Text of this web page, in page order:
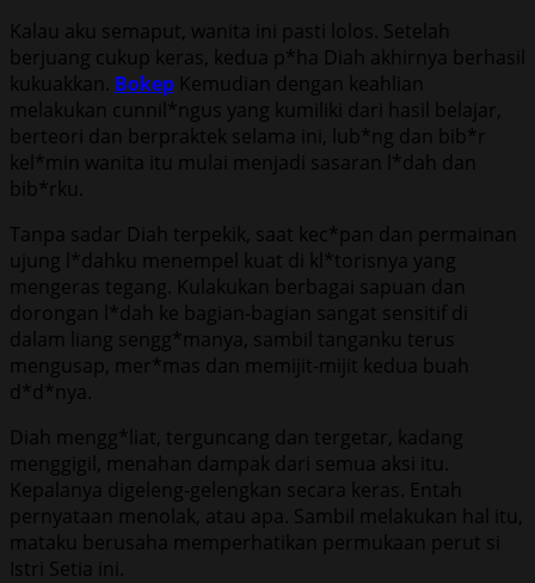
Kalau aku semaput, wanita ini pasti lolos. Setelah
berjuang cukup keras, kedua p*ha Diah akhirnya berhasil
kukuakkan. Bokep Kemudian dengan keahlian
melakukan cunnil*ngus yang kumiliki dari hasil belajar,
berteori dan berpraktek selama ini, lub*ng dan bib*r
kel*min wanita itu mulai menjadi sasaran l*dah dan
bib*rku.
Tanpa sadar Diah terpekik, saat kec*pan dan permainan
ujung l*dahku menempel kuat di kl*torisnya yang
mengeras tegang. Kulakukan berbagai sapuan dan
dorongan l*dah ke bagian-bagian sangat sensitif di
dalam liang sengg*manya, sambil tanganku terus
mengusap, mer*mas dan memijit-mijit kedua buah
d*d*nya.
Diah mengg*liat, terguncang dan tergetar, kadang
menggigil, menahan dampak dari semua aksi itu.
Kepalanya digeleng-gelengkan secara keras. Entah
pernyataan menolak, atau apa. Sambil melakukan hal itu,
mataku berusaha memperhatikan permukaan perut si
Istri Setia ini.